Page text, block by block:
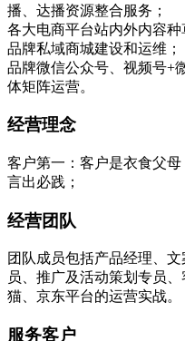
播、达播资源整合服务；
各大电商平台站内外内容
品牌私域商城建设和运维；
品牌微信公众号、视频号+
体矩阵运营。
经营理念
客户第一：客户是衣食父
言出必践；
经营团队
团队成员包括产品经理、
员、推广及活动策划专员
猫、京东平台的运营实战。
服务客户